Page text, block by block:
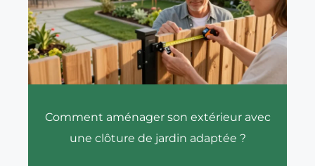
Comment aménager son extérieur avec
une clôture de jardin adaptée ?